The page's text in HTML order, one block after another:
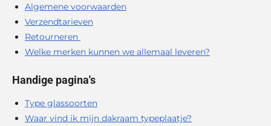
Algemene voorwaarden
Verzendtarieven
Retourneren
Welke merken kunnen we allemaal leveren?
Handige pagina's
Type glassoorten
Waar vind ik mijn dakraam typeplaatje?